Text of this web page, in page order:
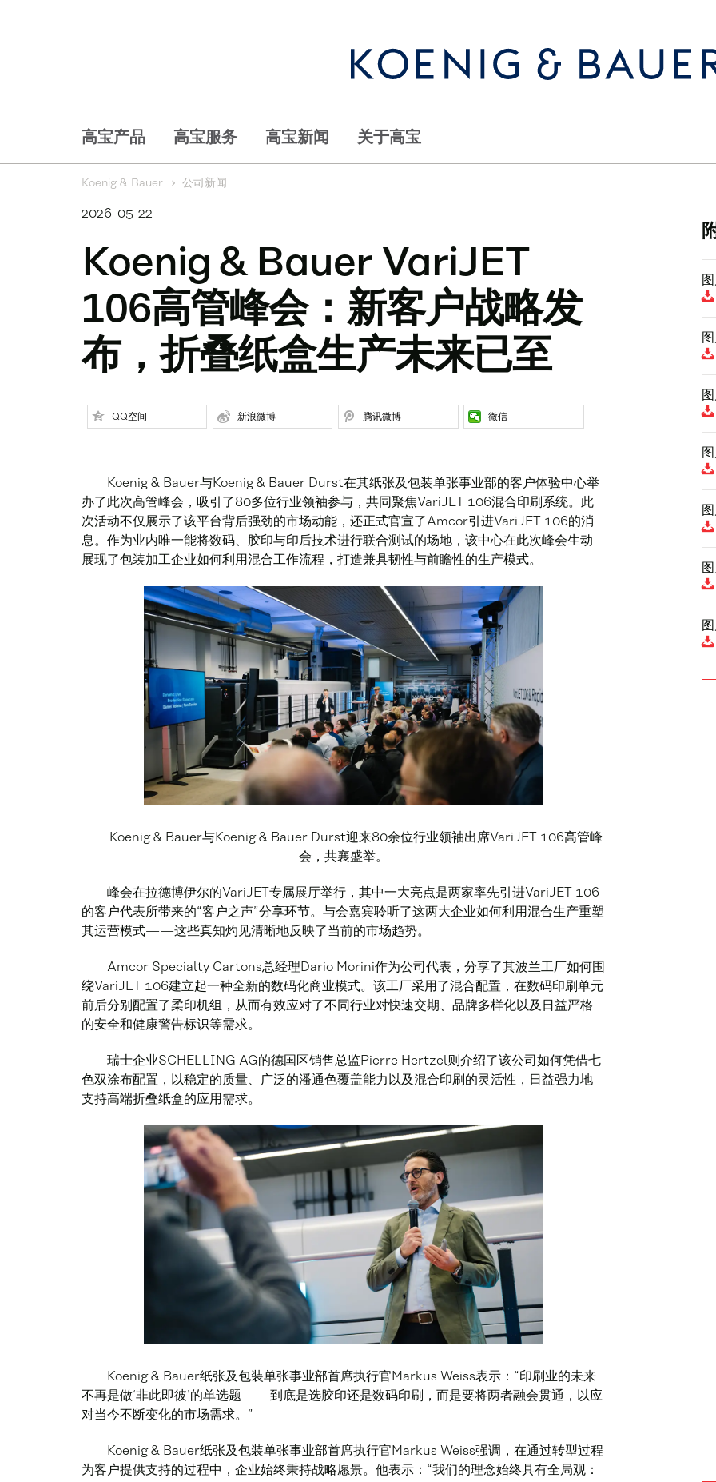
高宝产品 高宝服务 高宝新闻 关于高宝
Koenig & Bauer 公司新闻
2026-05-22
Koenig & Bauer VariJET
106高管峰会：新客户战略发
布，折叠纸盒生产未来已至
QQ空间 新浪微博 腾讯微博 微信
Koenig & Bauer与Koenig & Bauer Durst在其纸张及包装单张事业部的客户体验中心举
办了此次高管峰会，吸引了80多位行业领袖参与，共同聚焦VariJET 106混合印刷系统。此
次活动不仅展示了该平台背后强劲的市场动能，还正式官宣了Amcor引进VariJET 106的消
息。作为业内唯一能将数码、胶印与印后技术进行联合测试的场地，该中心在此次峰会生动
展现了包装加工企业如何利用混合工作流程，打造兼具韧性与前瞻性的生产模式。
Koenig & Bauer与Koenig & Bauer Durst迎来80余位行业领袖出席VariJET 106高管峰
会，共襄盛举。
峰会在拉德博伊尔的VariJET专属展厅举行，其中一大亮点是两家率先引进VariJET 106
的客户代表所带来的“客户之声”分享环节。与会嘉宾聆听了这两大企业如何利用混合生产重塑
其运营模式——这些真知灼见清晰地反映了当前的市场趋势。
Amcor Specialty Cartons总经理Dario Morini作为公司代表，分享了其波兰工厂如何围
绕VariJET 106建立起一种全新的数码化商业模式。该工厂采用了混合配置，在数码印刷单元
前后分别配置了柔印机组，从而有效应对了不同行业对快速交期、品牌多样化以及日益严格
的安全和健康警告标识等需求。
瑞士企业SCHELLING AG的德国区销售总监Pierre Hertzel则介绍了该公司如何凭借七
色双涂布配置，以稳定的质量、广泛的潘通色覆盖能力以及混合印刷的灵活性，日益强力地
支持高端折叠纸盒的应用需求。
Koenig & Bauer纸张及包装单张事业部首席执行官Markus Weiss表示：“印刷业的未来
不再是做‘非此即彼’的单选题——到底是选胶印还是数码印刷，而是要将两者融会贯通，以应
对当今不断变化的市场需求。”
Koenig & Bauer纸张及包装单张事业部首席执行官Markus Weiss强调，在通过转型过程
为客户提供支持的过程中，企业始终秉持战略愿景。他表示：“我们的理念始终具有全局观：